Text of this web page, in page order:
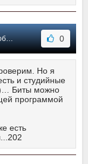
0
Но я
и студийные
Биты можно
программой
есть